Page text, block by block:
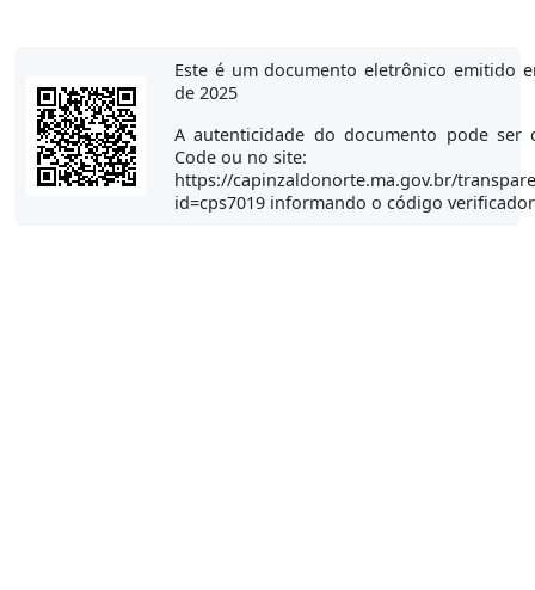
Este é um documento eletrônico emitido
de 2025
A autenticidade do documento pode ser
Code ou no site:
https://capinzaldonorte.ma.gov.br/
id=cps7019 informando o código